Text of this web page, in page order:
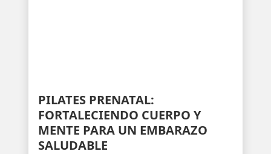
PILATES PRENATAL:
FORTALECIENDO CUERPO Y
MENTE PARA UN EMBARAZO
SALUDABLE